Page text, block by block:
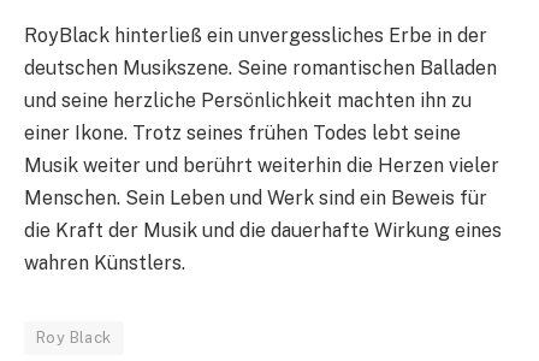
RoyBlack hinterließ ein unvergessliches Erbe in der
deutschen Musikszene. Seine romantischen Balladen
und seine herzliche Persönlichkeit machten ihn zu
einer Ikone. Trotz seines frühen Todes lebt seine
Musik weiter und berührt weiterhin die Herzen vieler
Menschen. Sein Leben und Werk sind ein Beweis für
die Kraft der Musik und die dauerhafte Wirkung eines
wahren Künstlers.
Roy Black